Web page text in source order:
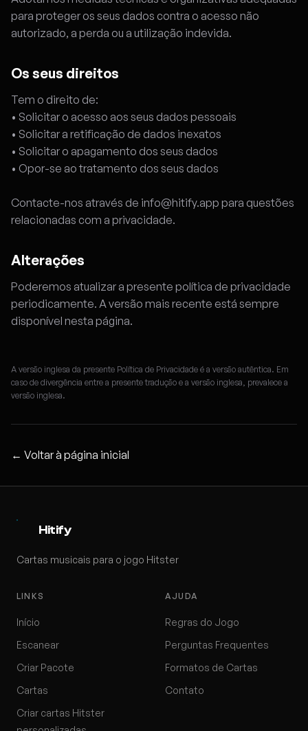
para proteger os seus dados contra o acesso não
autorizado, a perda ou a utilização indevida.
Os seus direitos
Tem o direito de:
• Solicitar o acesso aos seus dados pessoais
• Solicitar a retificação de dados inexatos
• Solicitar o apagamento dos seus dados
• Opor-se ao tratamento dos seus dados
Contacte-nos através de info@hitify.app para questões
relacionadas com a privacidade.
Alterações
Poderemos atualizar a presente política de privacidade
periodicamente. A versão mais recente está sempre
disponível nesta página.
A versão inglesa da presente Política de Privacidade é a versão autêntica. Em
caso de divergência entre a presente tradução e a versão inglesa, prevalece a
versão inglesa.
← Voltar à página inicial
Hitify
Cartas musicais para o jogo Hitster
LINKS
Início
Escanear
Criar Pacote
Cartas
Criar cartas Hitster
AJUDA
Regras do Jogo
Perguntas Frequentes
Formatos de Cartas
Contato